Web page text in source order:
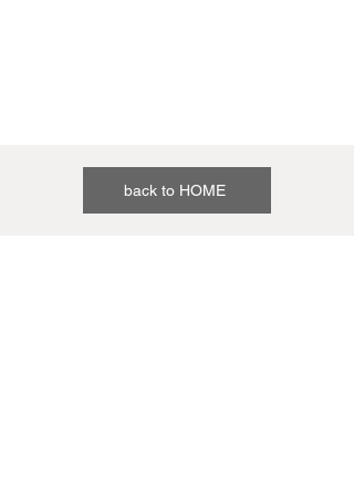
back to HOME